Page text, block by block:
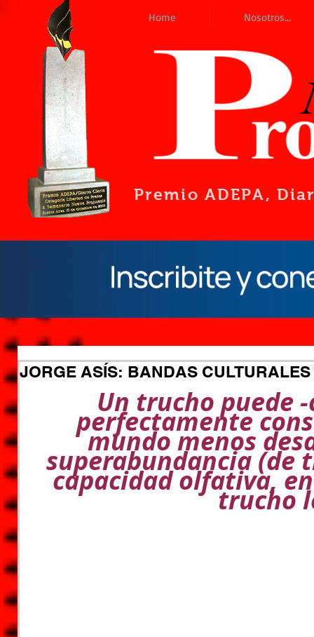
Home Nosotros...
Premio ADEPA,
JORGE ASÍS: BANDAS
Un trucho puede
perfectamente
mundo menos
superabundancia (de
capacidad olfativa,
trucho